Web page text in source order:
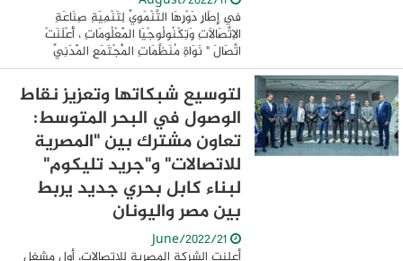
فِي إِطَارِ دَوْرِهَا التَّنْمَوِيِّ لِتَنْمِيَةِ صِنَاعَةِ
الِاتِّصَالَاتِ وَتِكْنُولُوجْيَا الْمَعْلُومَاتِ ، أَعْلَنَتْ
اتِّصَالَ " نَوَاةِ مُنَظَّمَاتِ الْمُجْتَمَعِ الْمَدَنِيِّ
لِصِنَاعَةِ ...
لتوسيع شبكاتها وتعزيز نقاط
الوصول في البحر المتوسط:
تعاون مشترك بين "المصرية
للاتصالات" و"جريد تليكوم"
لبناء كابل بحري جديد يربط
بين مصر واليونان